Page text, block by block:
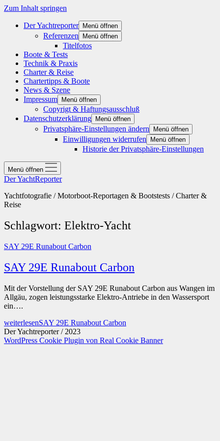
Zum Inhalt springen
Der Yachtreporter Menü öffnen
Referenzen Menü öffnen
Titelfotos
Boote & Tests
Technik & Praxis
Charter & Reise
Chartertipps & Boote
News & Szene
Impressum
Menü öffnen
Copyrigt & Haftungsausschluß
Datenschutzerklärung
Menü öffnen
Privatsphäre-Einstellungen ändern Menü öffnen
Einwilligungen widerrufen Menü öffnen
Historie der Privatsphäre-Einstellungen
Menü öffnen
Der YachtReporter
Yachtfotografie / Motorboot-Reportagen & Bootstests / Charter &
Reise
Schlagwort: Elektro-Yacht
SAY 29E Runabout Carbon
SAY 29E Runabout Carbon
Mit der Vorstellung der SAY 29E Runabout Carbon aus Wangen im
Allgäu, zogen leistungsstarke Elektro-Antriebe in den Wassersport
ein….
weiterlesenSAY 29E Runabout Carbon
Der Yachtreporter / 2023
WordPress Cookie Plugin von Real Cookie Banner